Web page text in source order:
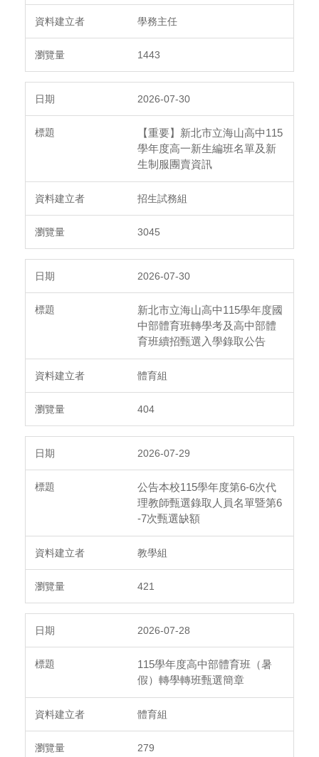
學務主任
1443
2026-07-30
【重要】新北市立海山高中115
學年度高一新生編班名單及新
生制服團賣資訊
招生試務組
3045
2026-07-30
新北市立海山高中115學年度國
中部體育班轉學考及高中部體
育班續招甄選入學錄取公告
體育組
404
2026-07-29
公告本校115學年度第6-6次代
理教師甄選錄取人員名單暨第6
-7次甄選缺額
教學組
421
2026-07-28
115學年度高中部體育班（暑
假）轉學轉班甄選簡章
體育組
279